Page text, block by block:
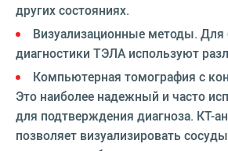
других состояниях.
Визуализационные методы. Для
диагностики ТЭЛА используют
Компьютерная томография с
Это наиболее надежный и часто
для подтверждения диагноза. КТ-
позволяет визуализировать